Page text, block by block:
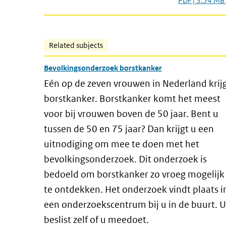
Related subjects
Bevolkingsonderzoek borstkanker
Eén op de zeven vrouwen in Nederland
borstkanker. Borstkanker komt het meest
voor bij vrouwen boven de 50 jaar. Bent u
tussen de 50 en 75 jaar? Dan krijgt u een
uitnodiging om mee te doen met het
bevolkingsonderzoek. Dit onderzoek is
bedoeld om borstkanker zo vroeg mogelijk
te ontdekken. Het onderzoek vindt plaats
een onderzoekscentrum bij u in de buurt. U
beslist zelf of u meedoet.